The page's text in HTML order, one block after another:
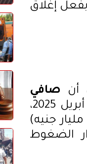
إغلاق
أن صافي
بنهاية أبريل 2025،
، مقارنة بـ15.05 مليار دولار (760.83 مليار جنيه)
الضغوط